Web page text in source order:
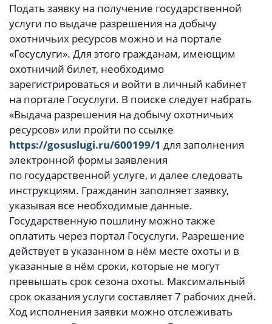
Подать заявку на получение государственной
услуги по выдаче разрешения на добычу
охотничьих ресурсов можно и на портале
«Госуслуги». Для этого гражданам, имеющим
охотничий билет, необходимо
зарегистрироваться и войти в личный кабинет
на портале Госуслуги. В поиске следует набрать
«Выдача разрешения на добычу охотничьих
ресурсов» или пройти по ссылке
https://gosuslugi.ru/600199/1 для заполнения
электронной формы заявления
по государственной услуге, и далее следовать
инструкциям. Гражданин заполняет заявку,
указывая все необходимые данные.
Государственную пошлину можно также
оплатить через портал Госуслуги. Разрешение
действует в указанном в нём месте охоты и в
указанные в нём сроки, которые не могут
превышать срок сезона охоты. Максимальный
срок оказания услуги составляет 7 рабочих дней.
Ход исполнения заявки можно отслеживать